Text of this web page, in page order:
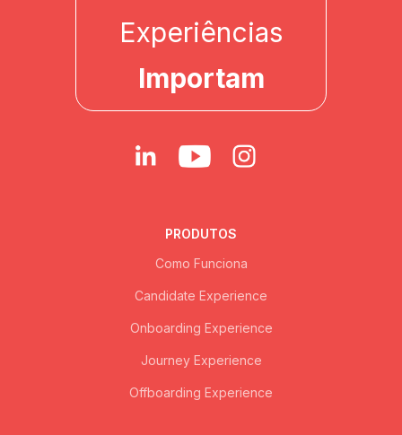
Experiências
Importam
PRODUTOS
Como Funciona
Candidate Experience
Onboarding Experience
Journey Experience
Offboarding Experience